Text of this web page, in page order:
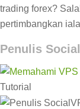
trading forex?
pertimbangkan
Penulis
Tutorial